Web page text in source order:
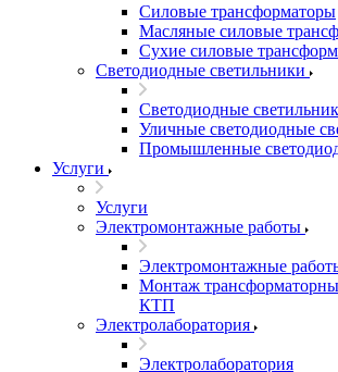
Силовые трансформаторы
Масляные силовые
Сухие силовые
Светодиодные светильники
Светодиодные
Уличные светодиодные
Промышленные
Услуги
Услуги
Электромонтажные работы
Электромонтажные
Монтаж
КТП
Электролаборатория
Электролаборатория